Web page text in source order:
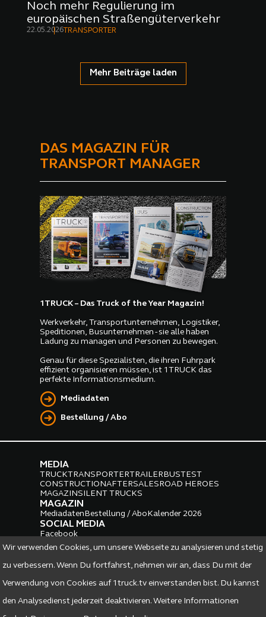
Wir verwenden Cookies, um unsere Webseite zu analysieren und stetig
zu verbessern. Wenn Du fortfahrst, nehmen wir an, dass Du mit der
Verwendung von Cookies auf 1truck.tv einverstanden bist. Du kannst
den Analysedienst jederzeit deaktivieren. Weitere Informationen
Noch mehr Regulierung im
europäischen Straßengüterverkehr
22.05.2026 TRANSPORTER
Mehr Beiträge laden
DAS MAGAZIN FÜR
TRANSPORT MANAGER
1TRUCK – Das Truck of the Year Magazin!
Werkverkehr, Transportunternehmen, Logistiker,
Speditionen, Busunternehmen - sie alle haben
Ladung zu managen und Personen zu bewegen.
Genau für diese Spezialisten, die ihren Fuhrpark
effizient organisieren müssen, ist 1TRUCK das
perfekte Informationsmedium.
Mediadaten
Bestellung / Abo
MEDIA
TRUCKTRANSPORTERTRAILERBUSTEST
CONSTRUCTIONAFTERSALESROAD HEROES
MAGAZINSILENT TRUCKS
MAGAZIN
MediadatenBestellung / AboKalender 2026
SOCIAL MEDIA
Facebook
InstagramLinkedIn